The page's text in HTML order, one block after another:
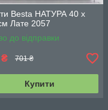
Besta НАТУРА 40 х
Лате 2057
до відправки
₴ 701 ₴
Купити